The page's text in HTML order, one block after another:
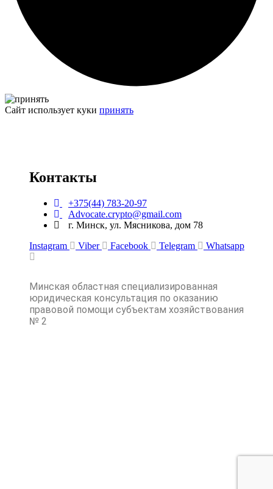
Сайт использует куки принять
Контакты
+375(44) 783-20-97
Advocate.crypto@gmail.com
г. Минск, ул. Мясникова, дом 78
Instagram
Viber Facebook Telegram Whatsapp
Минская областная специализированная
юридическая консультация по оказанию
правовой помощи субъектам хозяйствования
№ 2